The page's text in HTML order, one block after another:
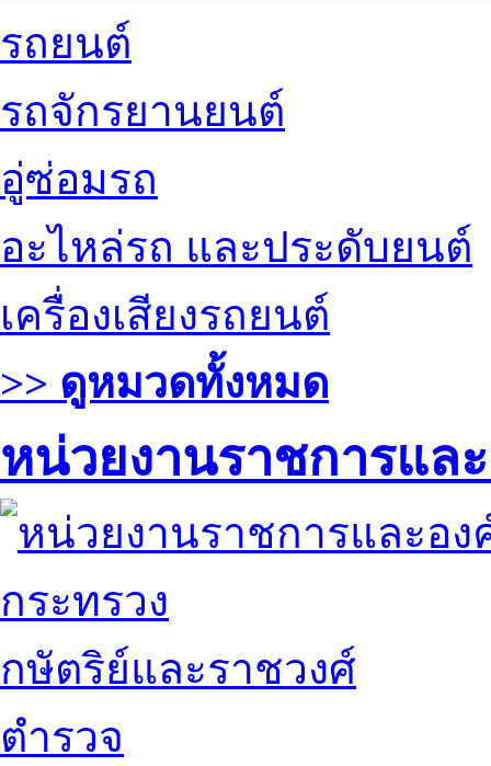
รถยนต์
รถจักรยานยนต์
อู่ซ่อมรถ
อะไหล่รถ และประดับยนต์
เครื่องเสียงรถยนต์
>> ดูหมวดทั้งหมด
หน่วยงานราชการแล
กระทรวง
กษัตริย์และราชวงศ์
ตำรวจ